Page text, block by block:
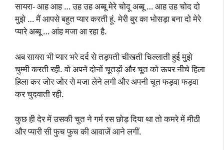
सायरा- आह आह … उह उह अब्बू मेरे चोदू अब्बू … आह उह चोद दो
मुझे … मैं आपसे बहुत प्यार करती हूं. मेरी बुर का भोसड़ा बना दो मेरे
प्यारे अब्बू … आंह मजा आ रहा है.
अब सायरा भी प्यार भरे दर्द से तड़पती चीखती चिल्लाती हुई मुझे
चुम्मी करती रही. वो अपने दोनों चूतड़ों और चूत को ऊपर नीचे हिला
हिला कर जोर जोर से मजा लेने लगी और अपनी चूत फड़वा फड़वा
कर चुदवाती रही.
कुछ ही देर में उसकी चुत ने गर्म रस छोड़ दिया था तो कमरे में मीठी
और प्यारी सी फुच फुच की आवाजें आने लगीं.